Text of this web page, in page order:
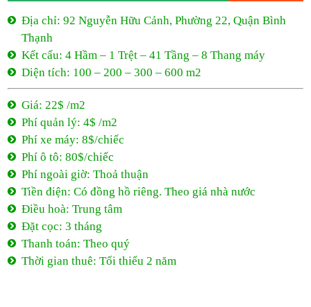
Phí ô tô: 80$/chiếc
Phí ngoài giờ: Thoả thuận
Tiền điện: Có đồng hồ riêng. Theo giá nhà nước
Điều hoà: Trung tâm
Thanh toán: Theo quý
Thời gian thuê: Tối thiểu 2 năm
22$ /m2 - Nguyễn Hữu Cảnh
92 Nguyễn Hữu Cảnh, Phường 22, Quận Bình Thạnh
22$ /m2
Tối thiểu 2 năm